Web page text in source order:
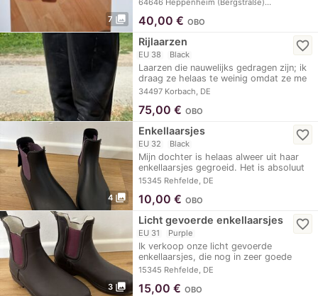
7 photo_library 40,00 € OBO
Rijlaarzen
EU 38 Black
Laarzen die nauwelijks gedragen zijn; ik
draag ze helaas te weinig omdat ze me
toch…
34497 Korbach, DE
favorite_border
75,00 € OBO
4 photo_library
Enkellaarsjes
EU 32 Black
Mijn dochter is helaas alweer uit haar
enkellaarsjes gegroeid. Het is absoluut
zonde…
15345 Rehfelde, DE
favorite_border
10,00 € OBO
3 photo_library
Licht gevoerde enkellaarsjes
EU 31 Purple
Ik verkoop onze licht gevoerde
enkellaarsjes, die nog in zeer goede
staat zijn. Ze…
15345 Rehfelde, DE
favorite_border
15,00 € OBO